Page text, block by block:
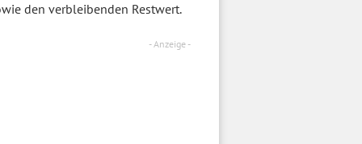
den verbleibenden Restwert.